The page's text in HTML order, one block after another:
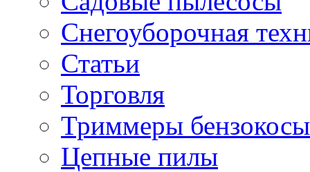
Снегоуборочная
Статьи
Торговля
Триммеры бензокосы
Цепные пилы